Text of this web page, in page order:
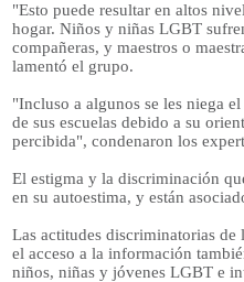
"Esto puede resultar en altos
hogar. Niños y niñas LGBT
compañeras, y maestros o
lamentó el grupo.
"Incluso a algunos se les niega
de sus escuelas debido a su
percibida", condenaron los
El estigma y la discriminación
en su autoestima, y están
Las actitudes discriminatorias de
el acceso a la información
niños, niñas y jóvenes LGBT e